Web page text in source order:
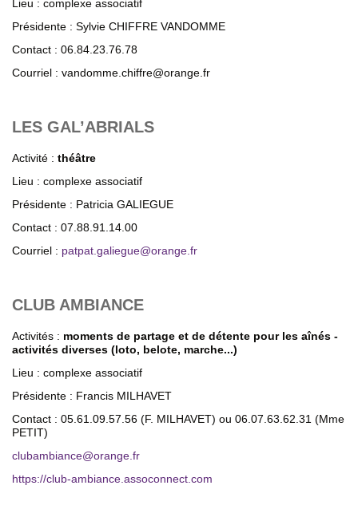
Lieu : complexe associatif
Présidente : Sylvie CHIFFRE VANDOMME
Contact : 06.84.23.76.78
Courriel : vandomme.chiffre@orange.fr
LES GAL’ABRIALS
Activité : théâtre
Lieu : complexe associatif
Présidente : Patricia GALIEGUE
Contact : 07.88.91.14.00
Courriel : patpat.galiegue@orange.fr
CLUB AMBIANCE
Activités : moments de partage et de détente pour les aînés -
activités diverses (loto, belote, marche...)
Lieu : complexe associatif
Présidente : Francis MILHAVET
Contact : 05.61.09.57.56 (F. MILHAVET) ou 06.07.63.62.31 (Mme
PETIT)
clubambiance@orange.fr
https://club-ambiance.assoconnect.com